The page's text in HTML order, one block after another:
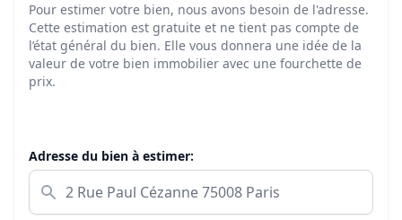
Pour estimer votre bien, nous avons besoin de l'adresse.
Cette estimation est gratuite et ne tient pas compte de
l’état général du bien. Elle vous donnera une idée de la
valeur de votre bien immobilier avec une fourchette de
prix.
Adresse du bien à estimer: